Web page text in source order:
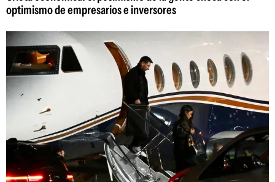
optimismo de empresarios e inversores